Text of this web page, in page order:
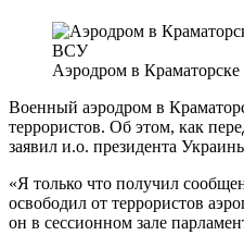
Аэродром в
Военный аэродром в
террористов. Об этом, как
заявил и.о. президента
«Я только что получил
освободил от террористов
он в сессионном зале